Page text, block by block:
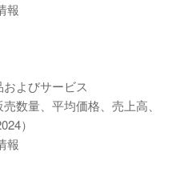
報
よびサービス
数量、平均価格、売上高、
）
報